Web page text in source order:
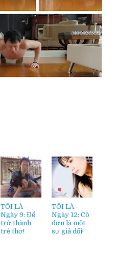
TÔI LÀ -
Ngày 9: Để
trở thành
trẻ thơ!
TÔI LÀ -
Ngày 12: Cô
đơn là một
sự giả dối!